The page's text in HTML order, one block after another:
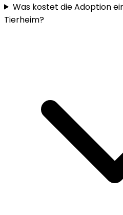
Was kostet die Adoption
Tierheim?